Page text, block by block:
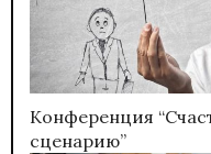
Конференция
сценарию”